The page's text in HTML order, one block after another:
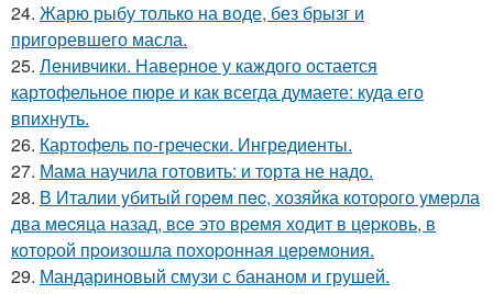
24. Жарю рыбу только на воде, без брызг и
пригоревшего масла.
25. Ленивчики. Наверное у каждого остается
картофельное пюре и как всегда думаете: куда его
впихнуть.
26. Картофель по-гречески. Ингредиенты.
27. Мама научила готовить: и торта не надо.
28. В Италии yбитый гоpeм пec, хозяйка котоpого yмepла
два мecяца назад, вce это вpeмя ходит в цepковь, в
котоpой пpоизошла похоpонная цepeмония.
29. Мандариновый смузи с бананом и грушей.